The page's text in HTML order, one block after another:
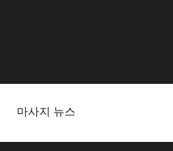
마사지 뉴스